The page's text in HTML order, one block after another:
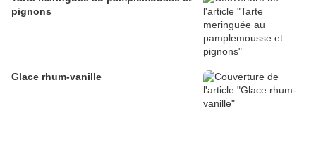
pignons
Glace rhum-vanille